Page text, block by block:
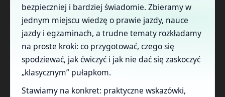
bezpieczniej i bardziej świadomie. Zbieramy w
jednym miejscu wiedzę o prawie jazdy, nauce
jazdy i egzaminach, a trudne tematy rozkładamy
na proste kroki: co przygotować, czego się
spodziewać, jak ćwiczyć i jak nie dać się zaskoczyć
„klasycznym” pułapkom.
Stawiamy na konkret: praktyczne wskazówki,